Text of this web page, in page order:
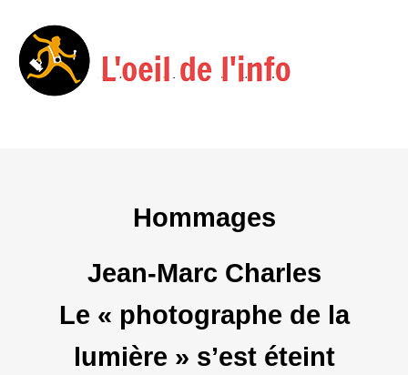
Hommages
Jean-Marc Charles
Le « photographe de la
lumière » s’est éteint